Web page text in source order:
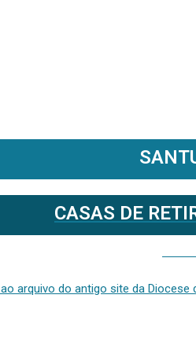
CASAS DE
arquivo do antigo site da